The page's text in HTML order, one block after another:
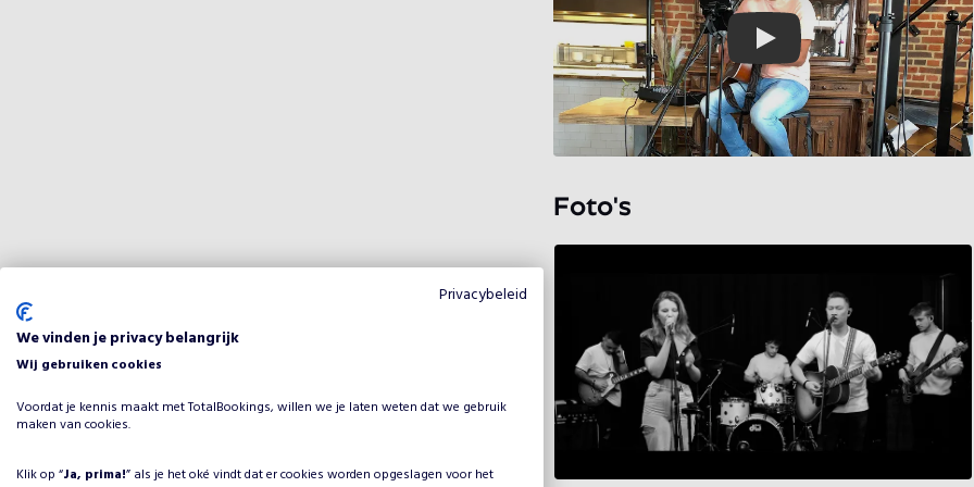
Play
Foto's
Privacybeleid
We vinden je privacy belangrijk
Wij gebruiken cookies
Voordat je kennis maakt met TotalBookings, willen we je laten weten dat we gebruik
maken van cookies.
Klik op “Ja, prima!” als je het oké vindt dat er cookies worden opgeslagen voor het